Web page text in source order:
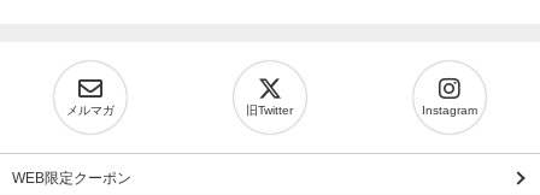
メルマガ 旧Twitter Instagram
WEB限定クーポン